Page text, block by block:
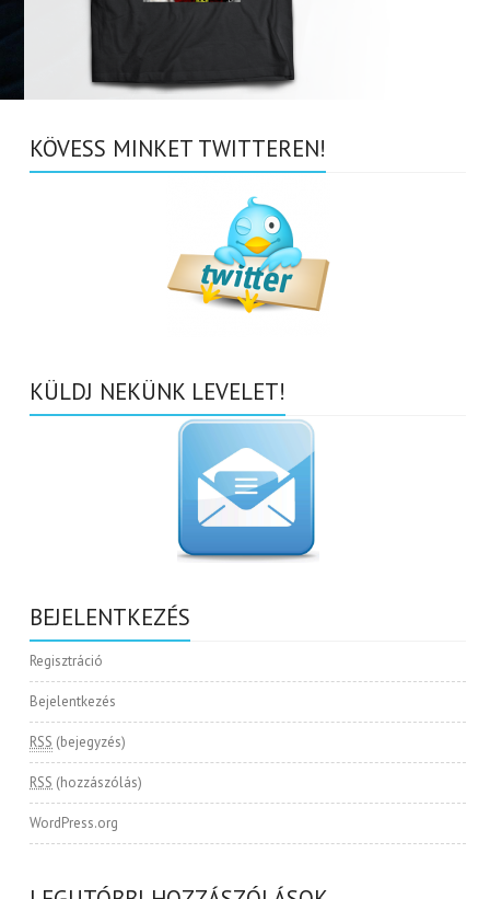
KÖVESS MINKET TWITTEREN!
KÜLDJ NEKÜNK LEVELET!
BEJELENTKEZÉS
Regisztráció
Bejelentkezés
RSS (bejegyzés)
RSS (hozzászólás)
WordPress.org